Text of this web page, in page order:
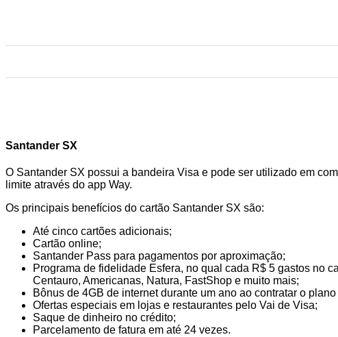
Santander SX
O Santander SX possui a bandeira Visa e pode ser utilizado em
limite através do app Way.
Os principais benefícios do cartão Santander SX são:
Até cinco cartões adicionais;
Cartão online;
Santander Pass para pagamentos por aproximação;
Programa de fidelidade Esfera, no qual cada R$ 5 gastos no
Centauro, Americanas, Natura, FastShop e muito mais;
Bônus de 4GB de internet durante um ano ao contratar o
Ofertas especiais em lojas e restaurantes pelo Vai de Visa;
Saque de dinheiro no crédito;
Parcelamento de fatura em até 24 vezes.